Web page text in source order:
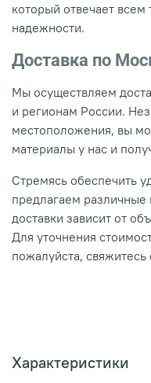
который отвечает
надежности.
Доставка по
Мы осуществляем
и регионам России.
местоположения, вы
материалы у нас и
Стремясь обеспечить
предлагаем различные
доставки зависит от
Для уточнения
пожалуйста,
Характеристики